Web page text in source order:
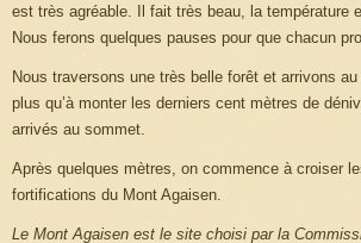
est très agréable. Il fait très beau, la température
Nous ferons quelques pauses pour que chacun
Nous traversons une très belle forêt et arrivons
plus qu’à monter les derniers cent mètres de
arrivés au sommet.
Après quelques mètres, on commence à croiser
fortifications du Mont Agaisen.
Le Mont Agaisen est le site choisi par la